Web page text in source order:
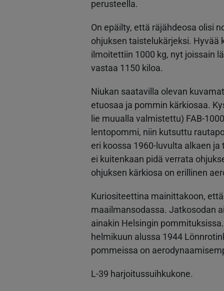
perusteella.
On epäilty, että räjähdeosa olisi
ohjuksen taistelukärjeksi. Hyvää
ilmoitettiin 1000 kg, nyt joissain
vastaa 1150 kiloa.
Niukan saatavilla olevan
etuosaa ja pommin kärkiosaa.
lie muualla valmistettu) FAB-
lentopommi, niin kutsuttu
eri koossa 1960-luvulta alkaen
ei kuitenkaan pidä verrata
ohjuksen kärkiosa on erillinen
Kuriositeettina mainittakoon,
maailmansodassa. Jatkosodan
ainakin Helsingin
helmikuun alussa 1944
pommeissa on
L-39 harjoitussuihkukone.